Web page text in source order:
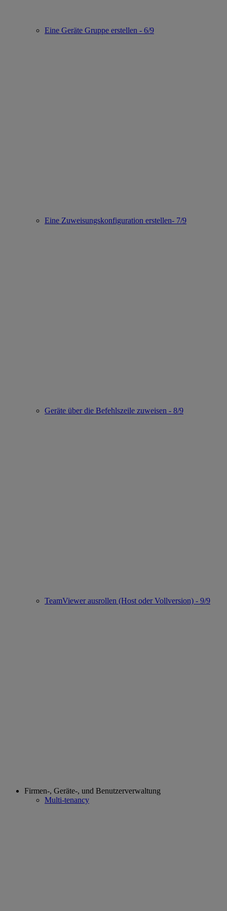
Eine Geräte Gruppe erstellen - 6/9
Eine Zuweisungskonfiguration erstellen- 7/9
Geräte über die Befehlszeile zuweisen - 8/9
TeamViewer ausrollen (Host oder Vollversion) - 9/9
Firmen-, Geräte-, und Benutzerverwaltung
Multi-tenancy